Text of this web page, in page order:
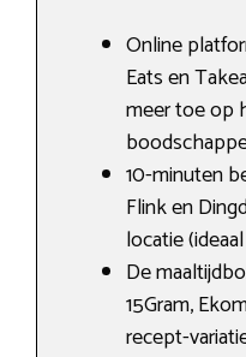
Online
Eats en
meer toe op
10-minuten
Flink en
locatie
De
15Gram,
recept-